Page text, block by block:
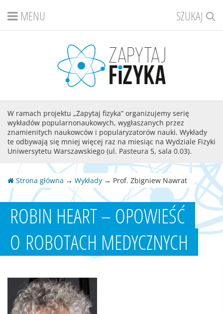
SZUKAJ
MENU
W ramach projektu „Zapytaj fizyka” organizujemy serię
wykładów popularnonaukowych, wygłaszanych przez
znamienitych naukowców i popularyzatorów nauki. Wykłady
te odbywają się mniej więcej raz na miesiąc na Wydziale Fizyki
Uniwersytetu Warszawskiego (ul. Pasteura 5, sala 0.03).
Strona główna → Wykłady → Prof. Zbigniew Nawrat
ROBIN HEART – OPOWIEŚĆ
O ROBOTACH MEDYCZNYCH